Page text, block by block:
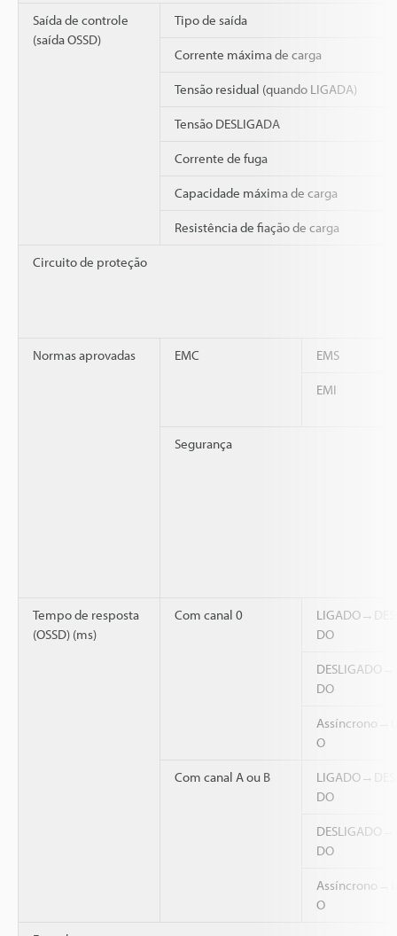
Saída de controle
(saída OSSD)
Tipo de saída
Corrente máxima de carga
Tensão residual (quando LIGADA)
Tensão DESLIGADA
Corrente de fuga
Capacidade máxima de carga
Resistência de fiação de carga
Circuito de proteção
Normas aprovadas EMC EMS
EMI
Segurança
Tempo de resposta
(OSSD) (ms)
Com canal 0
DO
DO
O
Com canal A ou B
DO
DO
O